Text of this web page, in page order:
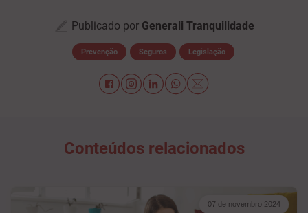
Publicado por Generali Tranquilidade
Prevenção Seguros Legislação
Conteúdos relacionados
07 de novembro 2024